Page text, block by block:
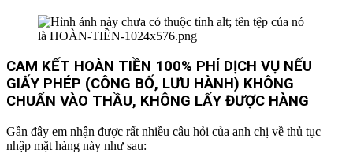
CAM KẾT HOÀN TIỀN 100% PHÍ DỊCH VỤ NẾU
GIẤY PHÉP (CÔNG BỐ, LƯU HÀNH) KHÔNG
CHUẨN VÀO THẦU, KHÔNG LẤY ĐƯỢC HÀNG
Gần đây em nhận được rất nhiều câu hỏi của anh chị về thủ tục
nhập mặt hàng này như sau: